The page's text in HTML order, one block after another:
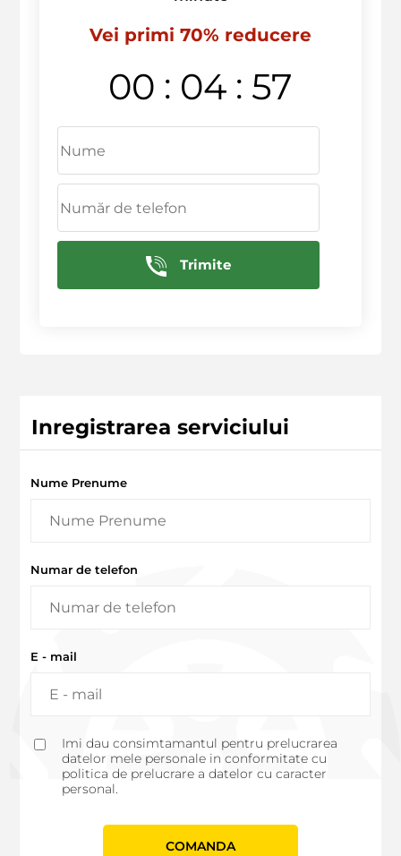
Inregistrarea serviciului
Nume Prenume
Numar de telefon
E - mail
Imi dau consimtamantul pentru prelucrarea
datelor mele personale in conformitate cu
politica de prelucrare a datelor cu caracter
personal.
СOMANDA
Vei primi 70% reducere
00 : 04 : 57
Trimite